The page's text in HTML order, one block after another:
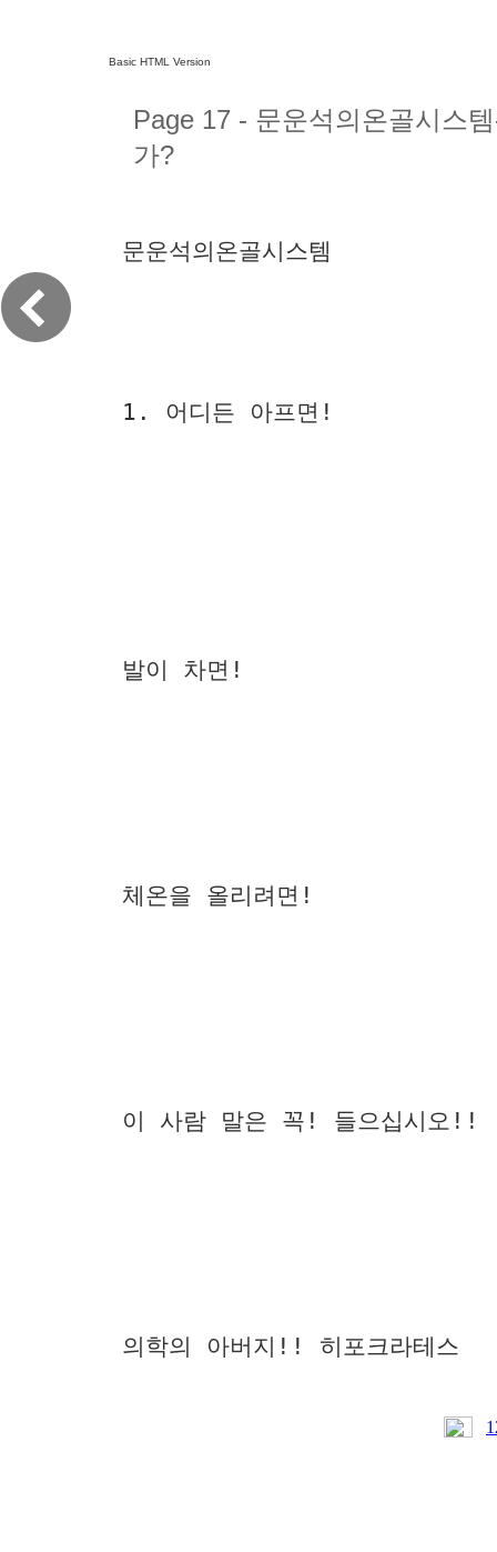
Basic HTML Version
Page 17 - 문운석의온골시스
가?
문운석의온골시스템
1. 어디든 아프면!
발이 차면!
체온을 올리려면!
이 사람 말은 꼭! 들으십시오!!
의학의 아버지!! 히포크라테스